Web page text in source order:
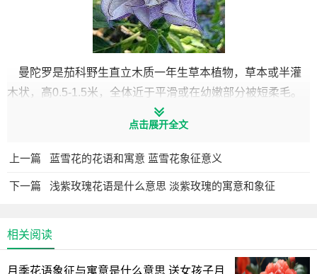
曼陀罗是茄科野生直立木质一年生草本植物，草本或半灌
木状，高0.5-1.5米，全体近于平滑或在幼嫩部分被短柔毛。
茎粗壮，圆柱状，淡绿色或带紫色，下部木质化。叶广卵
形，顶端渐尖，基部不对称楔形，边缘有不规则波状浅裂，
裂片顶端急尖，有时亦有波状牙齿，侧脉每边3-5条，直达裂
围花冠筒，5浅裂，裂片三角形，花后自近基部断裂，宿存部
分随果实而增大并向外反折；花冠漏斗状，下半部带绿色，
点击展开全文
上一篇 蓝雪花的花语和寓意 蓝雪花象征意义
下一篇 浅紫玫瑰花语是什么意思 淡紫玫瑰的寓意和象征
相关阅读
月季花语象征与寓意是什么意思 送女孩子月